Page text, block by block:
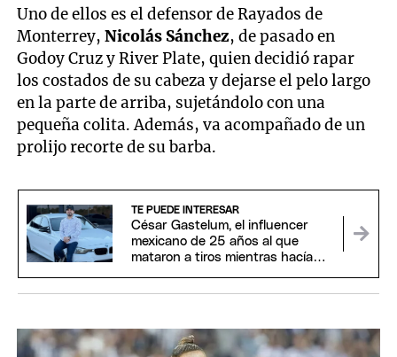
Uno de ellos es el defensor de Rayados de
Monterrey,Nicolás Sánchez, de pasado en
Godoy Cruz y River Plate, quien decidió rapar
los costados de su cabeza y dejarse el pelo largo
en la parte de arriba, sujetándolo con una
pequeña colita. Además, va acompañado de un
prolijo recorte de su barba.
TE PUEDE INTERESAR
César Gastelum, el influencer
mexicano de 25 años al que
mataron a tiros mientras hacía